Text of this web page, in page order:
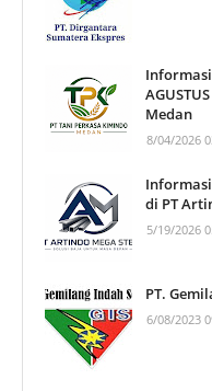
Medan
8/04/2026
di PT
5/19/2026
PT.
6/08/2023